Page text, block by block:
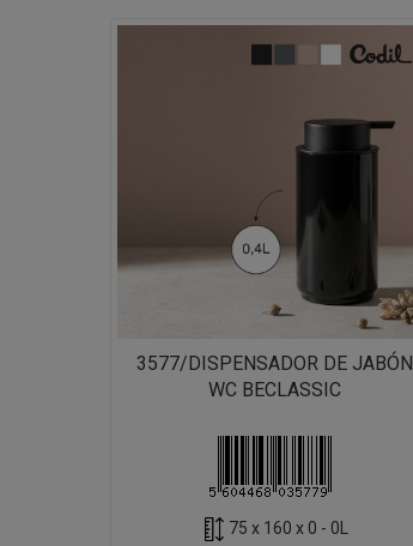
3577/DISPENSADOR DE JABÓN
WC BECLASSIC
75 x 160 x 0 - 0L